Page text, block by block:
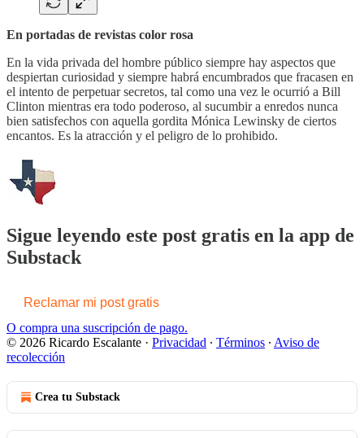
En portadas de revistas color rosa
En la vida privada del hombre público siempre hay aspectos que
despiertan curiosidad y siempre habrá encumbrados que fracasen en
el intento de perpetuar secretos, tal como una vez le ocurrió a Bill
Clinton mientras era todo poderoso, al sucumbir a enredos nunca
bien satisfechos con aquella gordita Mónica Lewinsky de ciertos
encantos. Es la atracción y el peligro de lo prohibido.
Sigue leyendo este post gratis en la app de
Substack
Reclamar mi post gratis
O compra una suscripción de pago.
© 2026 Ricardo Escalante · Privacidad ∙ Términos ∙ Aviso de
recolección
Crea tu Substack